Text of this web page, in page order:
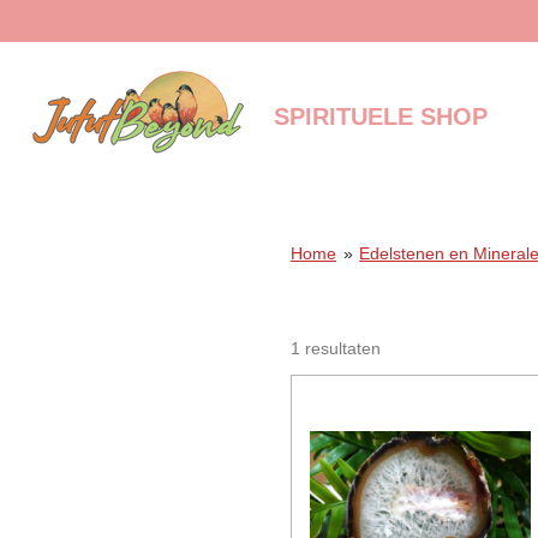
direct
hoofdinhoud
SPIRITUELE SHOP
Home » Edelstenen en
1 resultaten